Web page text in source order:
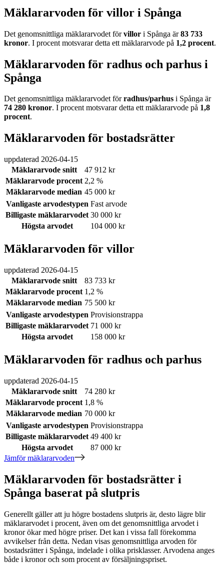
Mäklararvoden för villor i Spånga
Det genomsnittliga mäklararvodet förvillor i Spånga är83 733
kronor. I procent motsvarar detta ett mäklararvode på 1,2 procent.
Mäklararvoden för radhus och parhus i
Spånga
Det genomsnittliga mäklararvodet förradhus/parhus i Spånga är
74 280 kronor. I procent motsvarar detta ett mäklararvode på 1,8
procent.
Mäklararvoden för bostadsrätter
uppdaterad 2026-04-15
Mäklararvode snitt
47 912 kr
Mäklararvode procent 2,2 %
Mäklararvode median 45 000 kr
Vanligaste arvodestypen Fast arvode
Billigaste mäklararvodet 30 000 kr
Högsta arvodet
104 000 kr
Mäklararvoden för villor
uppdaterad 2026-04-15
Mäklararvode snitt
83 733 kr
Mäklararvode procent 1,2 %
Mäklararvode median 75 500 kr
Vanligaste arvodestypen Provisionstrappa
Billigaste mäklararvodet 71 000 kr
Högsta arvodet
158 000 kr
Mäklararvoden för radhus och parhus
uppdaterad 2026-04-15
Mäklararvode snitt
74 280 kr
Mäklararvode procent 1,8 %
Mäklararvode median 70 000 kr
Vanligaste arvodestypen Provisionstrappa
Billigaste mäklararvodet 49 400 kr
Högsta arvodet
87 000 kr
Jämför mäklararvoden
Mäklararvoden för bostadsrätter i
Spånga baserat på slutpris
Generellt gäller att ju högre bostadens slutpris är, desto lägre blir
mäklararvodet i procent, även om det genomsnittliga arvodet i
kronor ökar med högre priser. Det kan i vissa fall förekomma
avvikelser från detta. Nedan visas genomsnittliga arvoden för
bostadsrätteri Spånga, indelade i olika prisklasser. Arvodena anges
både i kronor och som procent av försäljningspriset.